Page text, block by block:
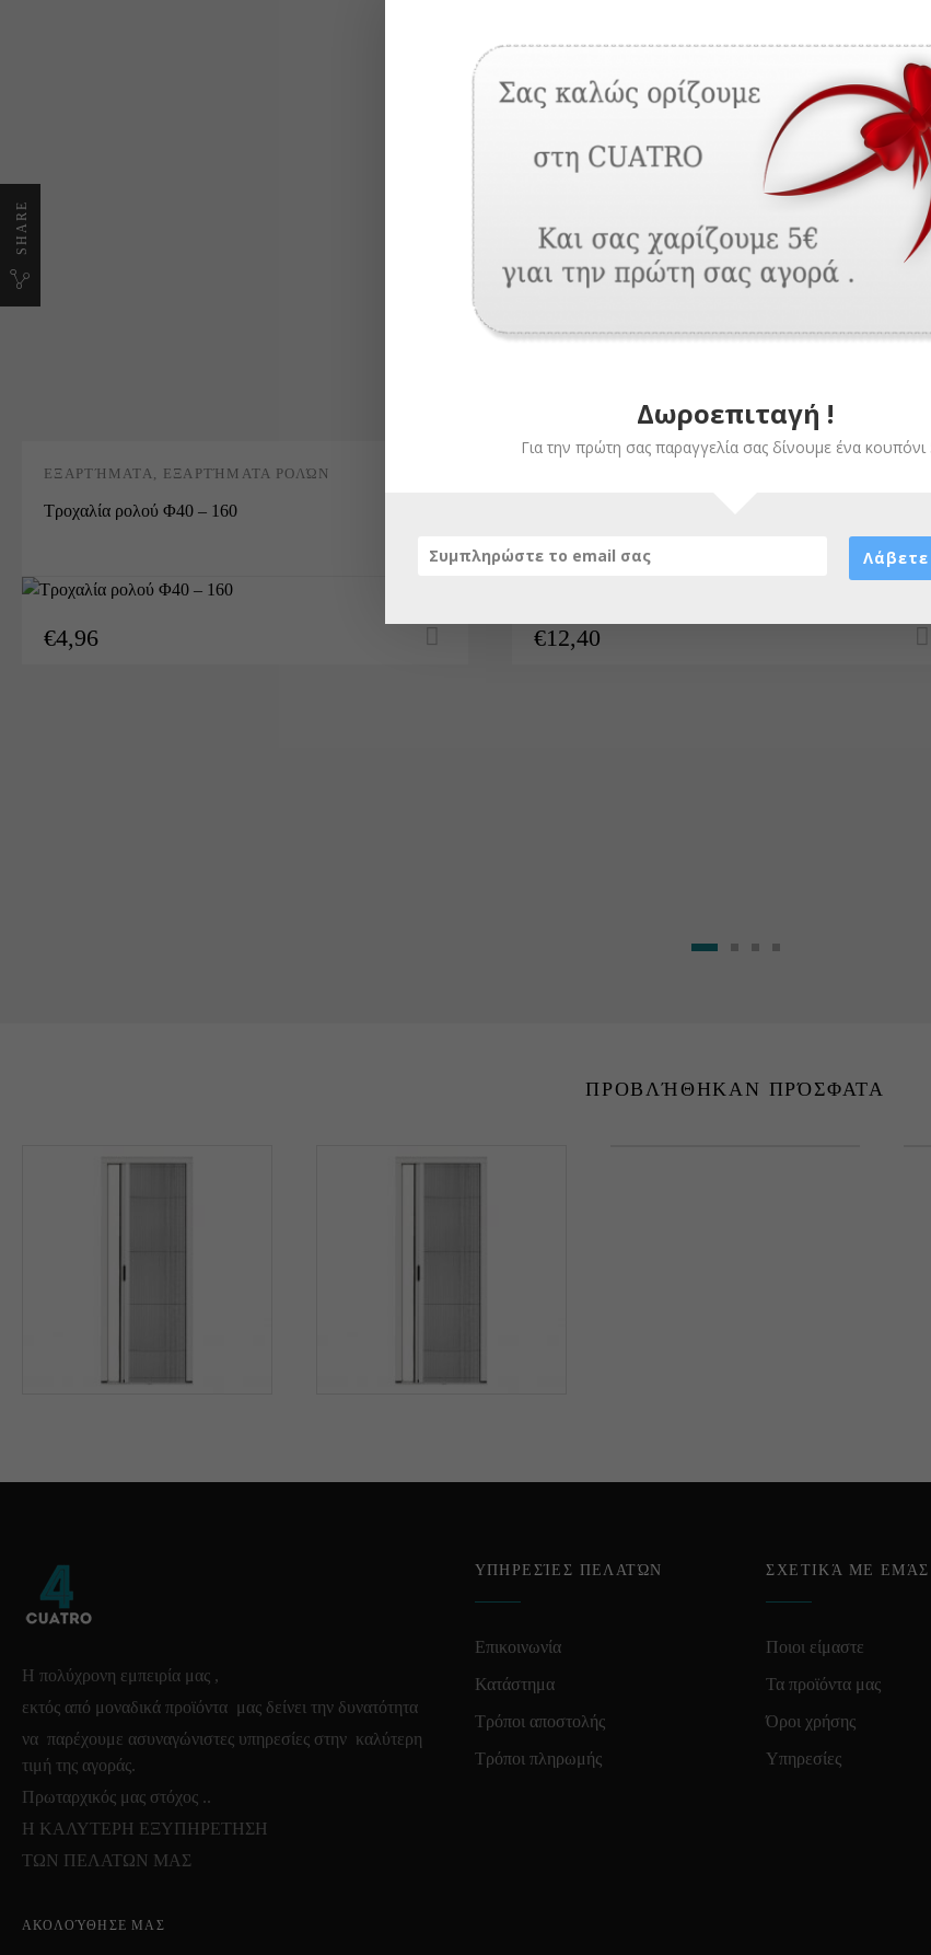
SHARE
Στόπερ ρολού με ροδέλα.
Εξωτερικό στόπερ.
Διατείθετε σε Λευκό , Μαύρο και Καφέ χρώμα.
ΕΞΑΡΤΉΜΑΤΑ, ΕΞΑΡΤΉΜΑΤΑ ΡΟΛΏΝ
Τροχαλία ρολού Φ40 – 160
€4,96 €12,40
ΠΡΟΒΛΉΘΗΚΑΝ ΠΡΌΣΦΑΤΑ
Η πολύχρονη εμπειρία μας ,
εκτός από μοναδικά προϊόντα μας δείνει την δυνατότητα
να παρέχουμε ασυναγώνιστες υπηρεσίες στην καλύτερη
τιμή της αγοράς.
Πρωταρχικός μας στόχος ..
Η ΚΑΛΥΤΕΡΗ ΕΞΥΠΗΡΕΤΗΣΗ
ΤΩΝ ΠΕΛΑΤΩΝ ΜΑΣ
ΑΚΟΛΟΎΘΗΣΕ ΜΑΣ
ΥΠΗΡΕΣΊΕΣ ΠΕΛΑΤΏΝ
Επικοινωνία
Κατάστημα
Τρόποι αποστολής
Τρόποι πληρωμής
ΣΧΕΤΙΚΆ ΜΕ ΕΜΆΣ
Ποιοι είμαστε
Τα προϊόντα μας
Όροι χρήσης
Υπηρεσίες
Δωροεπιταγή !
Για την πρώτη σας παραγγελία σας δίνουμε ένα κουπόνι